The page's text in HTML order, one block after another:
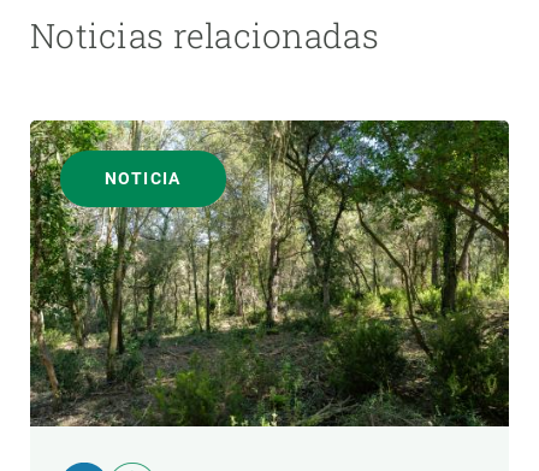
Noticias relacionadas
NOTICIA